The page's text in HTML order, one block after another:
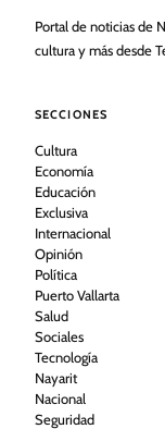
Portal de noticias de
cultura y más desde
SECCIONES
Cultura
Economía
Educación
Exclusiva
Internacional
Opinión
Política
Puerto Vallarta
Salud
Sociales
Tecnología
Nayarit
Nacional
Seguridad